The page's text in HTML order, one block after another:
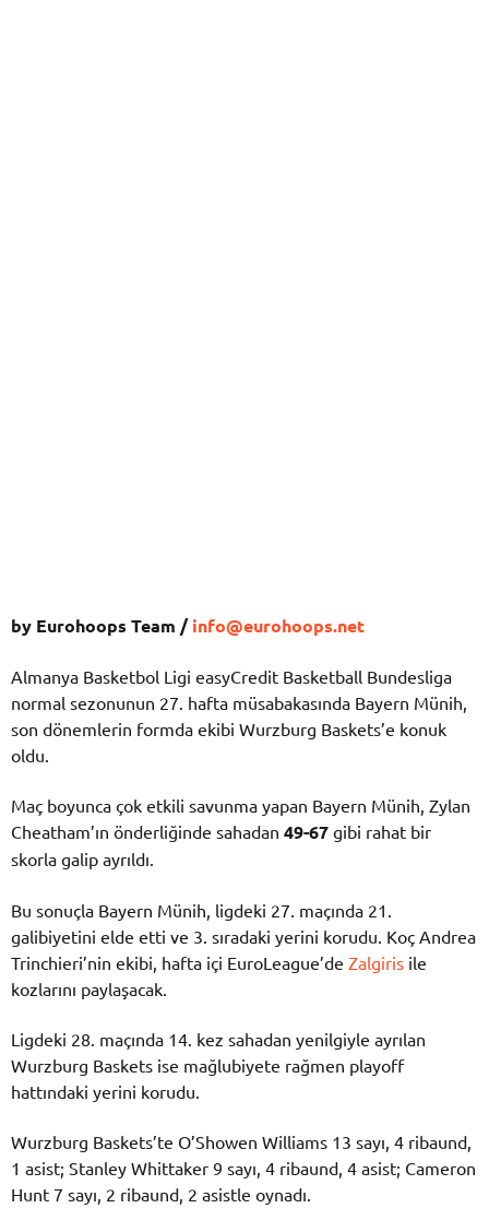
by Eurohoops Team /info@eurohoops.net
Almanya Basketbol Ligi easyCredit Basketball Bundesliga
normal sezonunun 27. hafta müsabakasında Bayern Münih,
son dönemlerin formda ekibi Wurzburg Baskets’e konuk
oldu.
Maç boyunca çok etkili savunma yapan Bayern Münih, Zylan
Cheatham’ın önderliğinde sahadan 49-67 gibi rahat bir
skorla galip ayrıldı.
Bu sonuçla Bayern Münih, ligdeki 27. maçında 21.
galibiyetini elde etti ve 3. sıradaki yerini korudu. Koç Andrea
Trinchieri’nin ekibi, hafta içi EuroLeague’de Zalgiris ile
kozlarını paylaşacak.
Ligdeki 28. maçında 14. kez sahadan yenilgiyle ayrılan
Wurzburg Baskets ise mağlubiyete rağmen playoff
hattındaki yerini korudu.
Wurzburg Baskets’te O’Showen Williams 13 sayı, 4 ribaund,
1 asist; Stanley Whittaker 9 sayı, 4 ribaund, 4 asist; Cameron
Hunt 7 sayı, 2 ribaund, 2 asistle oynadı.